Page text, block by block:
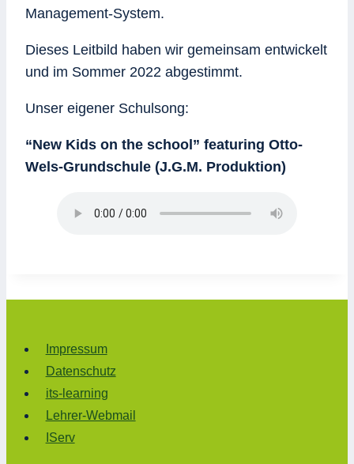
Management-System.
Dieses Leitbild haben wir gemeinsam entwickelt
und im Sommer 2022 abgestimmt.
Unser eigener Schulsong:
“New Kids on the school” featuring Otto-
Wels-Grundschule (J.G.M. Produktion)
Impressum
Datenschutz
its-learning
Lehrer-Webmail
IServ